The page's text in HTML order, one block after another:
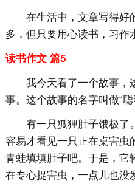
在生活中，文章写得好
多，但只要用心读书，习作
读书作文 篇5
我今天看了一个故事，
事。这个故事的名字叫做“聪
有一只狐狸肚子饿极了
容易才看见一只正在桌害虫
青蛙填填肚子吧。于是，它
在专心捉害虫，一点儿也没